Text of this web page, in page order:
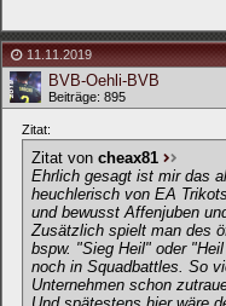
11.11.2019
BVB-Oehli-BVB
Beiträge: 895
Zitat:
Zitat von cheax81
Ehrlich gesagt ist mir das
heuchlerisch von EA
und bewusst Affenjuben
Zusätzlich spielt man des
bspw. "Sieg Heil" oder
noch in Squadbattles. So
Unternehmen schon